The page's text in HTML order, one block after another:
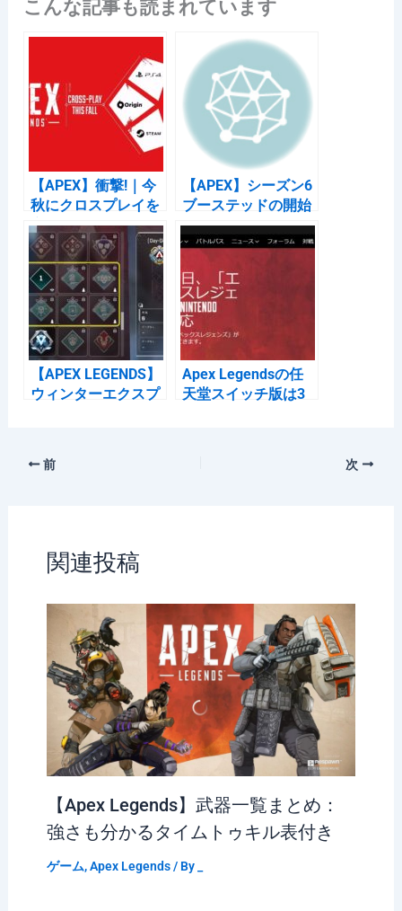
c
e
o
e
n
a
e
c
k
et
こんな記事も読まれています
【APEX】衝撃!｜今
秋にクロスプレイを
実装と発表
【APEX】シーズン6
ブーステッドの開始
日時は日本時間
2020/8/18 午後２時
【APEX LEGENDS】
ウィンターエクスプ
Apex Legendsの任
天堂スイッチ版は3
前 次
関連投稿
【Apex Legends】武器一覧まとめ：
強さも分かるタイムトゥキル表付き
ゲーム,Apex Legends/ By